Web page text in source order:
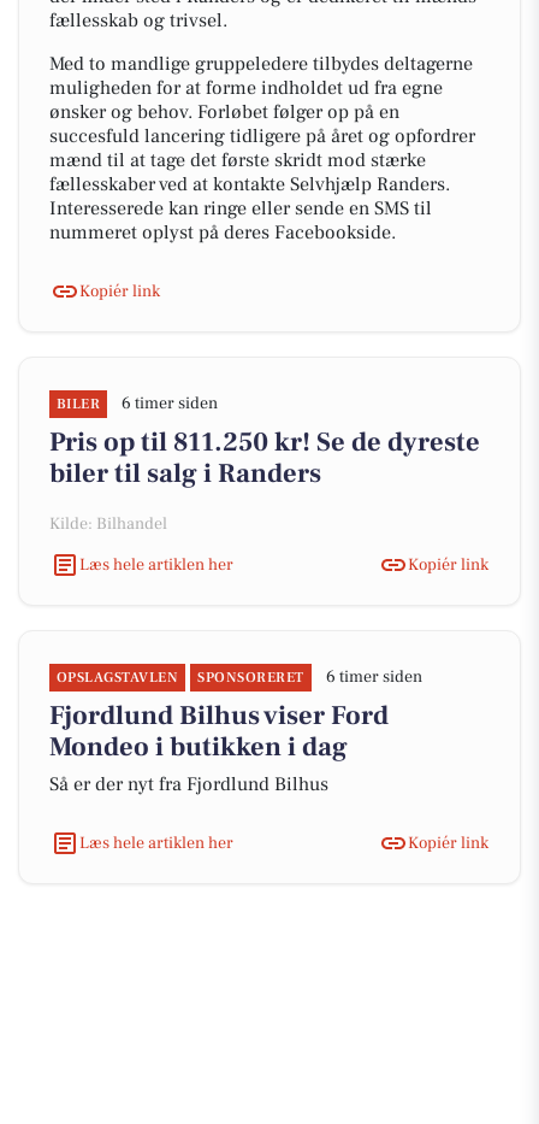
fællesskab og trivsel.
Med to mandlige gruppeledere tilbydes deltagerne
muligheden for at forme indholdet ud fra egne
ønsker og behov. Forløbet følger op på en
succesfuld lancering tidligere på året og opfordrer
mænd til at tage det første skridt mod stærke
fællesskaber ved at kontakte Selvhjælp Randers.
Interesserede kan ringe eller sende en SMS til
nummeret oplyst på deres Facebookside.
Kopiér link
BILER 6 timer siden
Pris op til 811.250 kr! Se de dyreste
biler til salg i Randers
Kilde: Bilhandel
Læs hele artiklen her
Kopiér link
OPSLAGSTAVLEN SPONSORERET 6 timer siden
Fjordlund Bilhus viser Ford
Mondeo i butikken i dag
Så er der nyt fra Fjordlund Bilhus
Læs hele artiklen her Kopiér link